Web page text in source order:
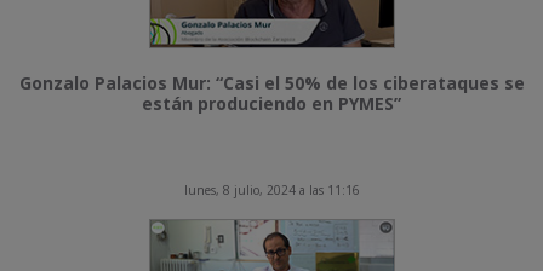
Gonzalo Palacios Mur: “Casi el 50% de los ciberataques se
están produciendo en PYMES”
lunes, 8 julio, 2024 a las 11:16